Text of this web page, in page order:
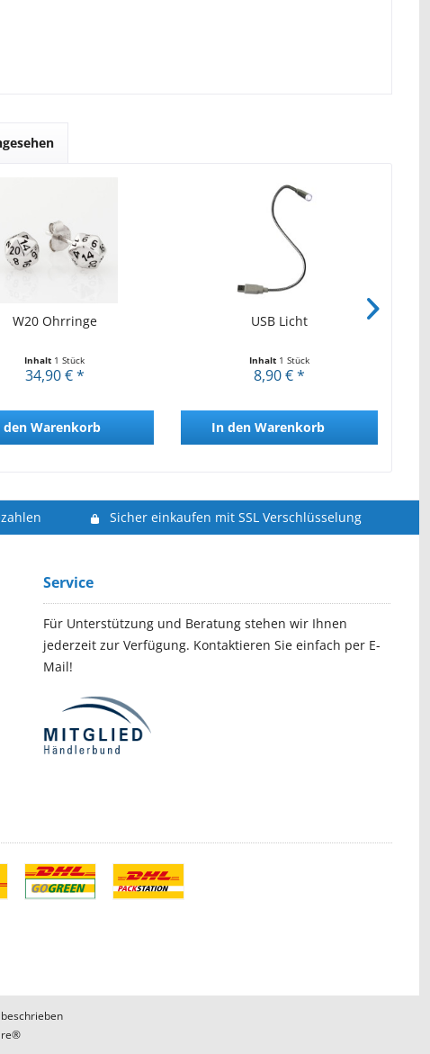
W20 Ohrringe
Inhalt 1 Stück
34,90 € *
den Warenkorb
USB Licht
Inhalt 1 Stück
8,90 € *
In den Warenkorb
Sicher einkaufen mit SSL Verschlüsselung
Service
Für Unterstützung und Beratung stehen wir Ihnen
jederzeit zur Verfügung. Kontaktieren Sie einfach per E-
Mail!